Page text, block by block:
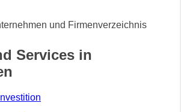
und Firmenverzeichnis
Services in